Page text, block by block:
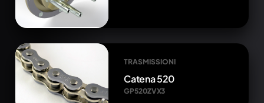
TRASMISSIONI
Catena 520
GP520ZVX3